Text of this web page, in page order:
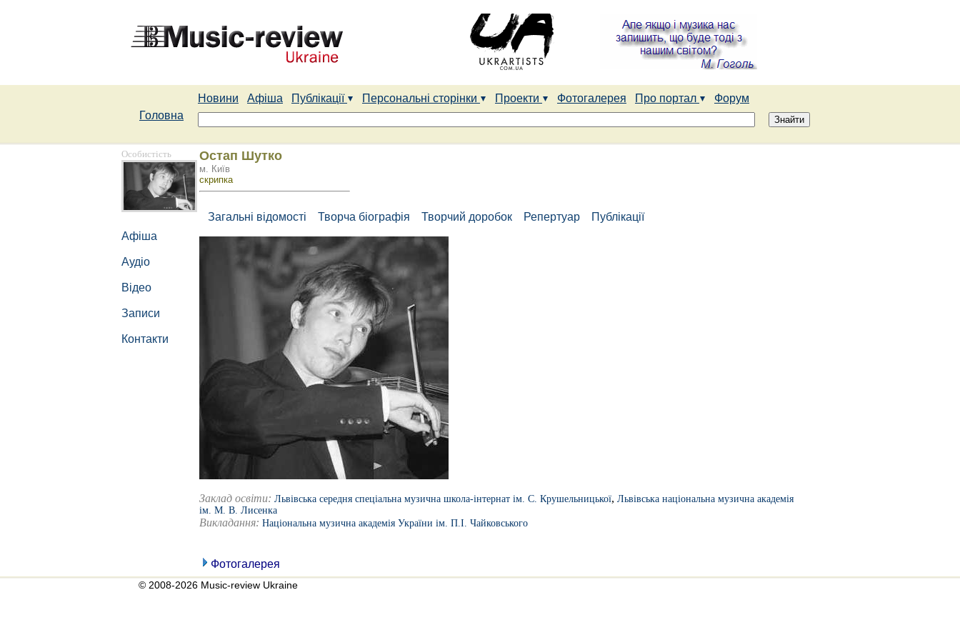
Новини Афіша Публікації Персональні сторінки Проекти Фотогалерея Про портал
Форум
Головна
Особистість
Афіша
Аудіо
Відео
Записи
Контакти
Остап Шутко
м. Київ
скрипка
Загальні відомості Творча біографія Творчий доробок Репертуар Публікації
Заклад освіти: Львівська середня спеціальна музична школа-інтернат ім. С. Крушельницької, Львівська національна музична академія
ім. М. В. Лисенка
Викладання: Національна музична академія України ім. П.І. Чайковського
Фотогалерея
© 2008-2026 Music-review Ukraine